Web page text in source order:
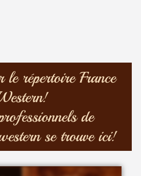
le répertoire France
de
se trouve ici!